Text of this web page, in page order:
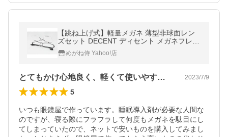
【跳ね上げ式】軽量メガネ 薄型非球面レン
ズセット DECENT ディセント メガネフレー
ム DC-3473-3 度付き対応 近視 遠視 老眼 遠
近両用 (CAST5617-3)
めがね侍 Yahoo!店
とてもかけ心地良く、軽くて使いやすい！ 2023/7/9
5
いつも眼鏡屋で作っています。睡眠導入剤が必要な人間な
のですが、寝る際にフラフラして何度もメガネを駄目にし
てしまっていたので、ネットで安いものを購入してみまし